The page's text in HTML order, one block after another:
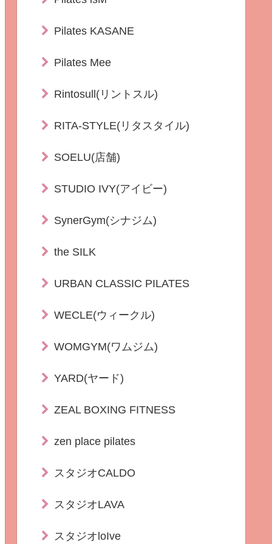
Pilates KASANE
Pilates Mee
Rintosull(リントスル)
RITA-STYLE(リタスタイル)
SOELU(店舗)
STUDIO IVY(アイビー)
SynerGym(シナジム)
the SILK
URBAN CLASSIC PILATES
WECLE(ウィークル)
WOMGYM(ワムジム)
YARD(ヤード)
ZEAL BOXING FITNESS
zen place pilates
スタジオCALDO
スタジオLAVA
スタジオloIve